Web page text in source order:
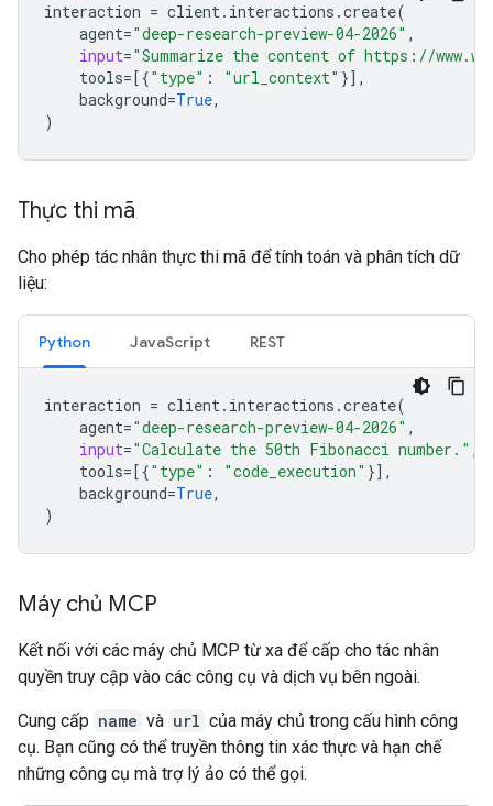
interaction = client. interactions .create(
agent="deep-research-preview-04-2026" ,
input="Summarize the content of https://
tools=[{"type" : "url_context" }],
background=True,
)
Thực thi mã
Cho phép tác nhân thực thi mã để tính toán và phân tích dữ
liệu:
Python JavaScript REST
interaction = client. interactions .create(
agent="deep-research-preview-04-2026" ,
input="Calculate the 50th Fibonacci number." ,
tools=[{"type" : "code_execution" }],
background=True,
)
Máy chủ MCP
Kết nối với các máy chủ MCP từ xa để cấp cho tác nhân
quyền truy cập vào các công cụ và dịch vụ bên ngoài.
Cung cấp name và url của máy chủ trong cấu hình công
cụ. Bạn cũng có thể truyền thông tin xác thực và hạn chế
những công cụ mà trợ lý ảo có thể gọi.